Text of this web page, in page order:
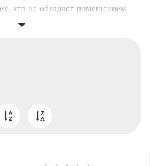
кто не обладает помещением
Если Вы выбрали это решение,